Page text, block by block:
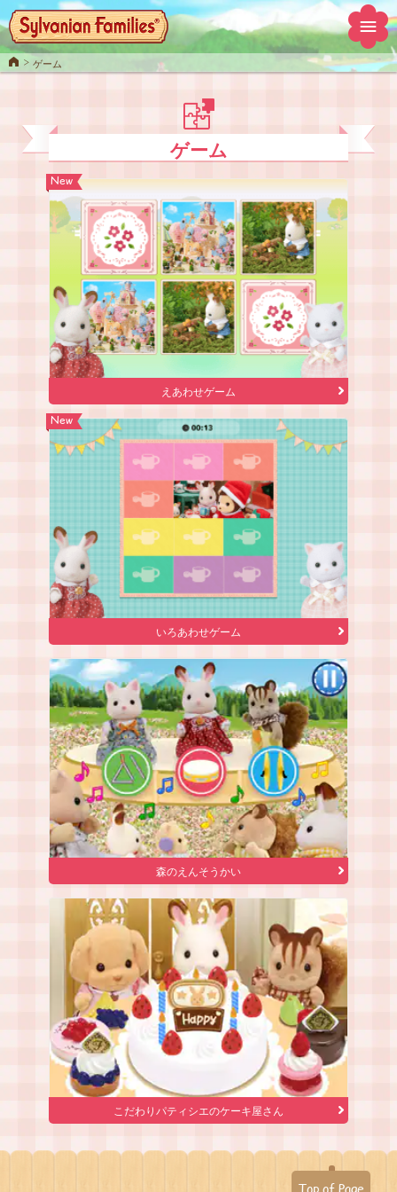
Homeゲーム
ゲーム
New
えあわせゲーム
New
いろあわせゲーム
森のえんそうかい
こだわりパティシエのケーキ屋さん